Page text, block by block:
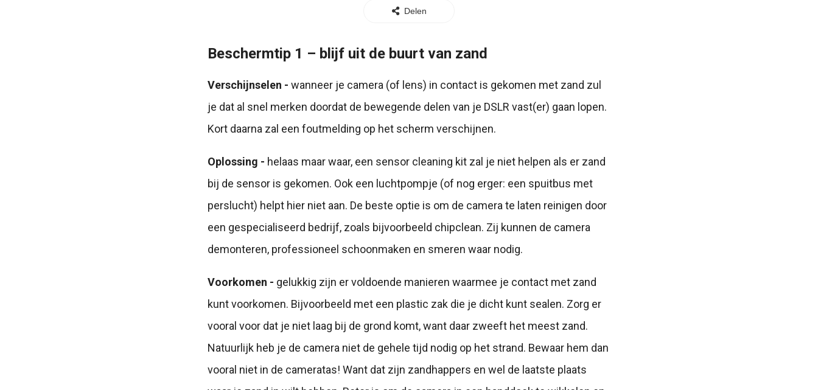
Delen
Beschermtip 1 – blijf uit de buurt van zand
Verschijnselen - wanneer je camera (of lens) in contact is gekomen met zand zul
je dat al snel merken doordat de bewegende delen van je DSLR vast(er) gaan lopen.
Kort daarna zal een foutmelding op het scherm verschijnen.
Oplossing - helaas maar waar, een sensor cleaning kit zal je niet helpen als er zand
bij de sensor is gekomen. Ook een luchtpompje (of nog erger: een spuitbus met
perslucht) helpt hier niet aan. De beste optie is om de camera te laten reinigen door
een gespecialiseerd bedrijf, zoals bijvoorbeeld chipclean. Zij kunnen de camera
demonteren, professioneel schoonmaken en smeren waar nodig.
Voorkomen - gelukkig zijn er voldoende manieren waarmee je contact met zand
kunt voorkomen. Bijvoorbeeld met een plastic zak die je dicht kunt sealen. Zorg er
vooral voor dat je niet laag bij de grond komt, want daar zweeft het meest zand.
Natuurlijk heb je de camera niet de gehele tijd nodig op het strand. Bewaar hem dan
vooral niet in de cameratas! Want dat zijn zandhappers en wel de laatste plaats